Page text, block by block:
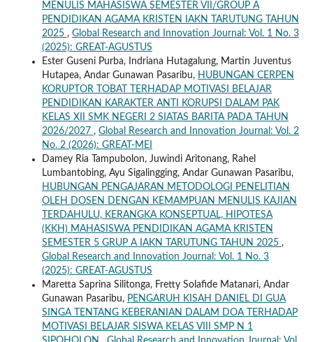
MENULIS MAHASISWA SEMESTER VII/GROUP A
PENDIDIKAN AGAMA KRISTEN IAKN TARUTUNG TAHUN
2025 , Global Research and Innovation Journal: Vol. 1 No. 3
(2025): GREAT-AGUSTUS
Ester Guseni Purba, Indriana Hutagalung, Martin Juventus
Hutapea, Andar Gunawan Pasaribu, HUBUNGAN CERPEN
KORUPTOR TOBAT TERHADAP MOTIVASI BELAJAR
PENDIDIKAN KARAKTER ANTI KORUPSI DALAM PAK
KELAS XII SMK NEGERI 2 SIATAS BARITA PADA TAHUN
2026/2027 , Global Research and Innovation Journal: Vol. 2
No. 2 (2026): GREAT-MEI
Damey Ria Tampubolon, Juwindi Aritonang, Rahel
Lumbantobing, Ayu Sigalingging, Andar Gunawan Pasaribu,
HUBUNGAN PENGAJARAN METODOLOGI PENELITIAN
OLEH DOSEN DENGAN KEMAMPUAN MENULIS KAJIAN
TERDAHULU, KERANGKA KONSEPTUAL, HIPOTESA
(KKH) MAHASISWA PENDIDIKAN AGAMA KRISTEN
SEMESTER 5 GRUP A IAKN TARUTUNG TAHUN 2025 ,
Global Research and Innovation Journal: Vol. 1 No. 3
(2025): GREAT-AGUSTUS
Maretta Saprina Silitonga, Fretty Solafide Matanari, Andar
Gunawan Pasaribu, PENGARUH KISAH DANIEL DI GUA
SINGA TENTANG KEBERANIAN DALAM DOA TERHADAP
MOTIVASI BELAJAR SISWA KELAS VIII SMP N 1